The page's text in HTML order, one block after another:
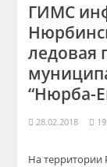
ГИМС
ледовая
“Нюрба-
28.02.2018
На территории